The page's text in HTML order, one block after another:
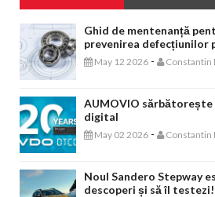
Ghid de mentenanță
prevenirea defecțiunilor
May 12 2026 - Constantin
AUMOVIO sărbătorește
digital
May 02 2026 - Constantin
Noul Sandero Stepway
descoperi și să îl testezi!